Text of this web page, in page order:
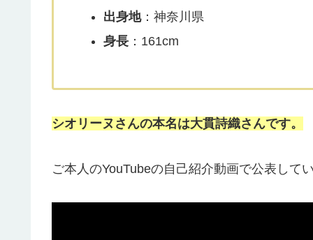
出身地：神奈川県
身長：161cm
シオリーヌさんの本名は大貫詩織さんです。
ご本人のYouTubeの自己紹介動画で公表してい